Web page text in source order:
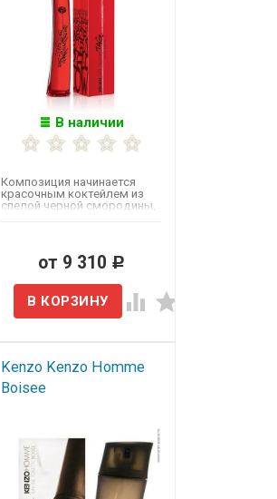
В наличии
Композиция начинается
красочным коктейлем из
спелой черной смородины,
от 9 310 Р
Kenzo Kenzo Homme
Boisee​